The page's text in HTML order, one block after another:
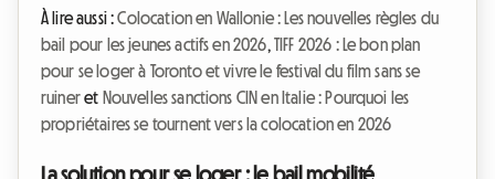
À lire aussi :Colocation en Wallonie : Les nouvelles règles du
bail pour les jeunes actifs en 2026,TIFF 2026 : Le bon plan
pour se loger à Toronto et vivre le festival du film sans se
ruineret Nouvelles sanctions CIN en Italie : Pourquoi les
propriétaires se tournent vers la colocation en 2026